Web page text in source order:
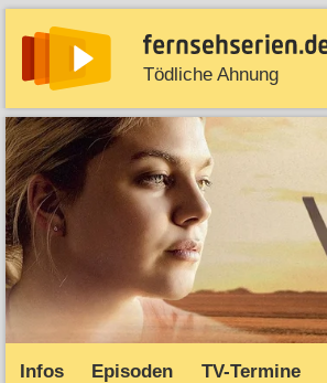
Tödliche Ahnung
News Entdecken Streaming
Infos Episoden TV-Termine